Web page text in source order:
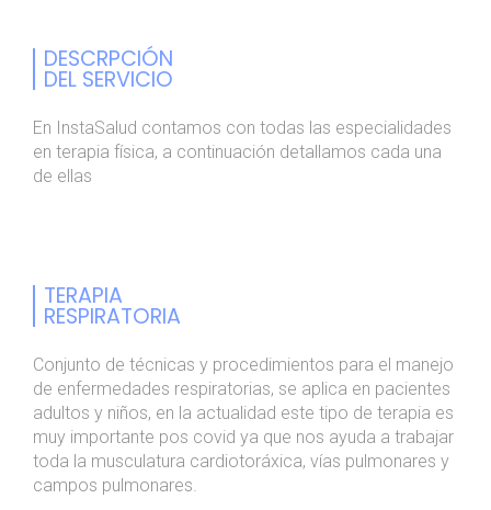
DESCRPCIÓN
DEL SERVICIO
En InstaSalud contamos con todas las especialidades
en terapia física, a continuación detallamos cada una
de ellas
TERAPIA
RESPIRATORIA
Conjunto de técnicas y procedimientos para el manejo
de enfermedades respiratorias, se aplica en pacientes
adultos y niños, en la actualidad este tipo de terapia es
muy importante pos covid ya que nos ayuda a trabajar
toda la musculatura cardiotoráxica, vías pulmonares y
campos pulmonares.